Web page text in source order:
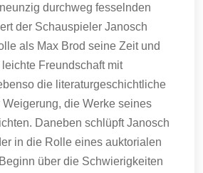
durchweg fesselnden
der Schauspieler Janosch
als Max Brod seine Zeit und
Freundschaft mit
die literaturgeschichtliche
die Werke seines
Daneben schlüpft Janosch
in die Rolle eines auktorialen
über die Schwierigkeiten